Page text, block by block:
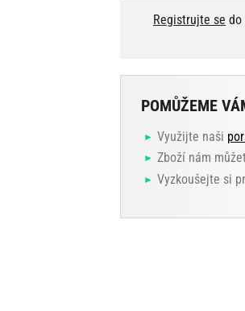
Registrujte se do
POMŮŽEME
Využijte naši
Zboží nám
Vyzkoušejte si